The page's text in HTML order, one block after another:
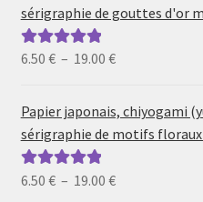
sérigraphie de gouttes d'or
Note5.00sur
6.50 € – 19.00 €Plage
prix :
6.50 €
19.00 €
Papier japonais, chiyogami
sérigraphie de motifs floraux
Note5.00sur
6.50 € – 19.00 €Plage